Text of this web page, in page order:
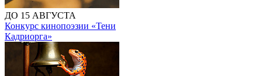
ДО 15 АВГУСТА
Конкурс кинопоэзии «Тени
Кадриорга»